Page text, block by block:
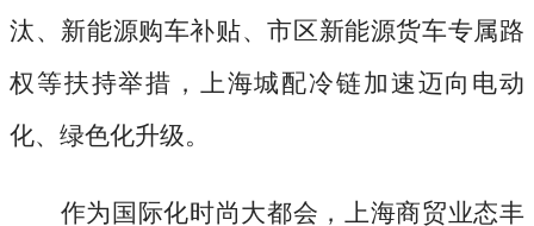
汰、新能源购车补贴、市区新能源货车专属路
权等扶持举措，上海城配冷链加速迈向电动
化、绿色化升级。
作为国际化时尚大都会，上海商贸业态丰